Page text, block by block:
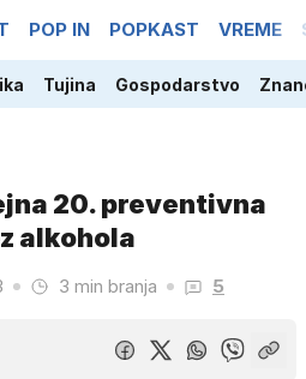
POP IN POPKAST VREME
Tujina Gospodarstvo
20. preventivna
alkohola
3 min branja 5